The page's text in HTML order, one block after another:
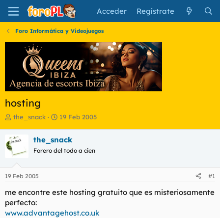
Acceder Regístrate
Foro Informática y Videojuegos
hosting
I
c
i
d
o
d
e
l
the_snack
F
h
a
e
i
i
19 Feb 2005
the_snack
Forero del todo a cien
19 Feb 2005 #1
me encontre este hosting gratuito que es misteriosamente
perfecto:
www.advantagehost.co.uk